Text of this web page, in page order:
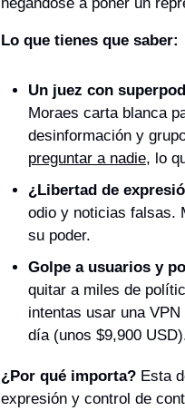
Lo que tienes que saber:
Un juez con
Moraes carta blanca
desinformación y
preguntar a nadie, lo
¿Libertad de
odio y noticias falsas.
su poder.
Golpe a usuarios y
quitar a miles de
intentas usar una
día (unos $9,900
¿Por qué importa? Esta
expresión y control de